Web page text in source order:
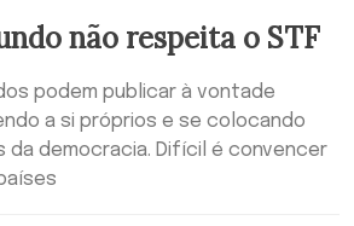
não respeita o STF
podem publicar à vontade
a si próprios e se colocando
democracia. Difícil é convencer